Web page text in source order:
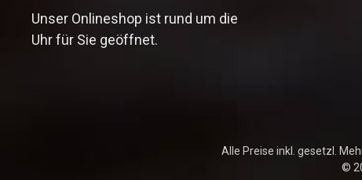
Unser Onlineshop ist rund um die
Uhr für Sie geöffnet.
Alle Preise inkl. gesetzl.
©